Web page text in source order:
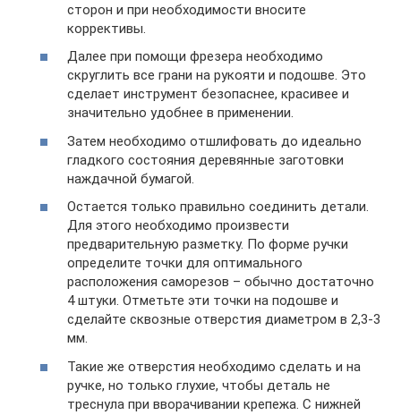
сторон и при необходимости вносите
коррективы.
Далее при помощи фрезера необходимо
скруглить все грани на рукояти и подошве. Это
сделает инструмент безопаснее, красивее и
значительно удобнее в применении.
Затем необходимо отшлифовать до идеально
гладкого состояния деревянные заготовки
наждачной бумагой.
Остается только правильно соединить детали.
Для этого необходимо произвести
предварительную разметку. По форме ручки
определите точки для оптимального
расположения саморезов – обычно достаточно
4 штуки. Отметьте эти точки на подошве и
сделайте сквозные отверстия диаметром в 2,3-3
мм.
Такие же отверстия необходимо сделать и на
ручке, но только глухие, чтобы деталь не
треснула при вворачивании крепежа. С нижней